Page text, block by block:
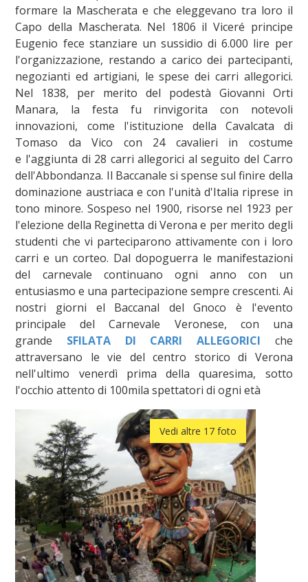
formare la Mascherata e che eleggevano tra loro il
Capo della Mascherata. Nel 1806 il Viceré principe
Eugenio fece stanziare un sussidio di 6.000 lire per
l'organizzazione, restando a carico dei partecipanti,
negozianti ed artigiani, le spese dei carri allegorici.
Nel 1838, per merito del podestà Giovanni Orti
Manara, la festa fu rinvigorita con notevoli
innovazioni, come l'istituzione della Cavalcata di
Tomaso da Vico con 24 cavalieri in costume
e l'aggiunta di 28 carri allegorici al seguito del Carro
dell'Abbondanza. Il Baccanale si spense sul finire della
dominazione austriaca e con l'unità d'Italia riprese in
tono minore. Sospeso nel 1900, risorse nel 1923 per
l'elezione della Reginetta di Verona e per merito degli
studenti che vi parteciparono attivamente con i loro
carri e un corteo. Dal dopoguerra le manifestazioni
del carnevale continuano ogni anno con un
entusiasmo e una partecipazione sempre crescenti. Ai
nostri giorni el Baccanal del Gnoco è l'evento
principale del Carnevale Veronese, con una
grande SFILATA DI CARRI ALLEGORICI che
attraversano le vie del centro storico di Verona
nell'ultimo venerdì prima della quaresima, sotto
l'occhio attento di 100mila spettatori di ogni età
Vedi altre 17 foto